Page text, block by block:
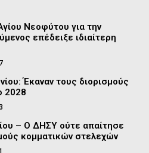
Νεοφύτου για την
επέδειξε ιδιαίτερη
Έκαναν τους διορισμούς
2028
– Ο ΔΗΣΥ ούτε απαίτησε
κομματικών στελεχών